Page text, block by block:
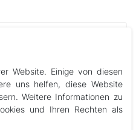
Website. Einige von diesen
uns helfen, diese Website
Weitere Informationen zu
und Ihren Rechten als